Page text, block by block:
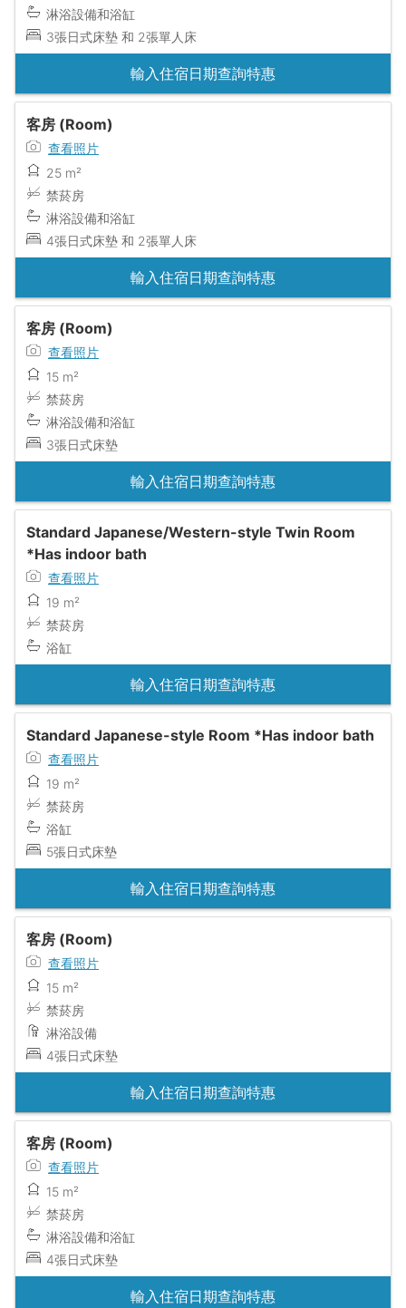
淋浴設備和浴缸
3張日式床墊 和 2張單人床
輸入住宿日期查詢特惠
客房 (Room)
查看照片
25 m²
禁菸房
淋浴設備和浴缸
4張日式床墊 和 2張單人床
輸入住宿日期查詢特惠
客房 (Room)
查看照片
15 m²
禁菸房
淋浴設備和浴缸
3張日式床墊
輸入住宿日期查詢特惠
Standard Japanese/Western-style Twin Room
*Has indoor bath
查看照片
19 m²
禁菸房
浴缸
輸入住宿日期查詢特惠
Standard Japanese-style Room *Has indoor bath
查看照片
19 m²
禁菸房
浴缸
5張日式床墊
輸入住宿日期查詢特惠
客房 (Room)
查看照片
15 m²
禁菸房
淋浴設備
4張日式床墊
輸入住宿日期查詢特惠
客房 (Room)
查看照片
15 m²
禁菸房
淋浴設備和浴缸
4張日式床墊
輸入住宿日期查詢特惠